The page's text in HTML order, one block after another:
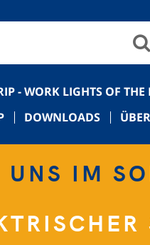
- WORK LIGHTS OF THE
DOWNLOADS
UNS IM